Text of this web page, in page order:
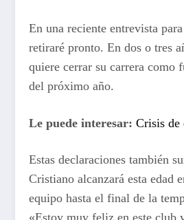
En una reciente entrevista
retiraré pronto. En dos o tres
quiere cerrar su carrera como
del próximo año.
Le puede interesar: Crisis de
Estas declaraciones también
Cristiano alcanzará esta edad
equipo hasta el final de la